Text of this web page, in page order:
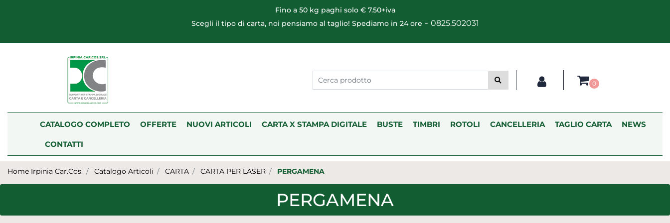
Fino a 50 kg paghi solo € 7.50+iva
Scegli il tipo di carta, noi pensiamo al taglio! Spediamo in 24 ore - 0825.502031
0
CATALOGO COMPLETO OFFERTE NUOVI ARTICOLI CARTA X STAMPA DIGITALE BUSTE TIMBRI ROTOLI CANCELLERIA TAGLIO CARTA NEWS
CONTATTI
Home Irpinia Car.Cos. Catalogo Articoli CARTA CARTA PER LASER PERGAMENA
PERGAMENA